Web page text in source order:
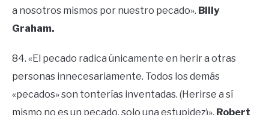
a nosotros mismos por nuestro pecado». Billy
Graham.
84. «El pecado radica únicamente en herir a otras
personas innecesariamente. Todos los demás
«pecados» son tonterías inventadas. (Herirse a sí
mismo no es un pecado, solo una estupidez)». Robert